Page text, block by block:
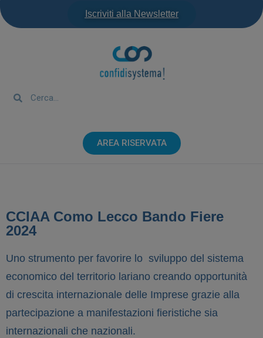
Iscriviti alla Newsletter
AREA RISERVATA
CCIAA Como Lecco Bando Fiere
2024
Uno strumento per favorire lo sviluppo del sistema
economico del territorio lariano creando opportunità
di crescita internazionale delle Imprese grazie alla
partecipazione a manifestazioni fieristiche sia
internazionali che nazionali.